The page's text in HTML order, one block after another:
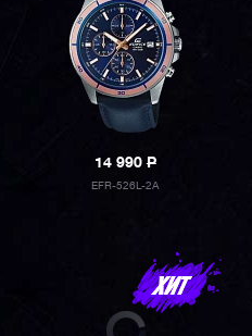
14 990P
EFR-526L-2A